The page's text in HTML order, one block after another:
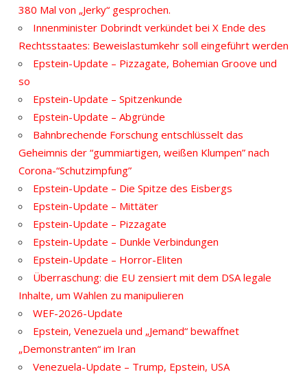
380 Mal von „Jerky“ gesprochen.
Innenminister Dobrindt verkündet bei X Ende des
Rechtsstaates: Beweislastumkehr soll eingeführt werden
Epstein-Update – Pizzagate, Bohemian Groove und
so
Epstein-Update – Spitzenkunde
Epstein-Update – Abgründe
Bahnbrechende Forschung entschlüsselt das
Geheimnis der “gummiartigen, weißen Klumpen” nach
Corona-“Schutzimpfung”
Epstein-Update – Die Spitze des Eisbergs
Epstein-Update – Mittäter
Epstein-Update – Pizzagate
Epstein-Update – Dunkle Verbindungen
Epstein-Update – Horror-Eliten
Überraschung: die EU zensiert mit dem DSA legale
Inhalte, um Wahlen zu manipulieren
WEF-2026-Update
Epstein, Venezuela und „Jemand“ bewaffnet
„Demonstranten“ im Iran
Venezuela-Update – Trump, Epstein, USA